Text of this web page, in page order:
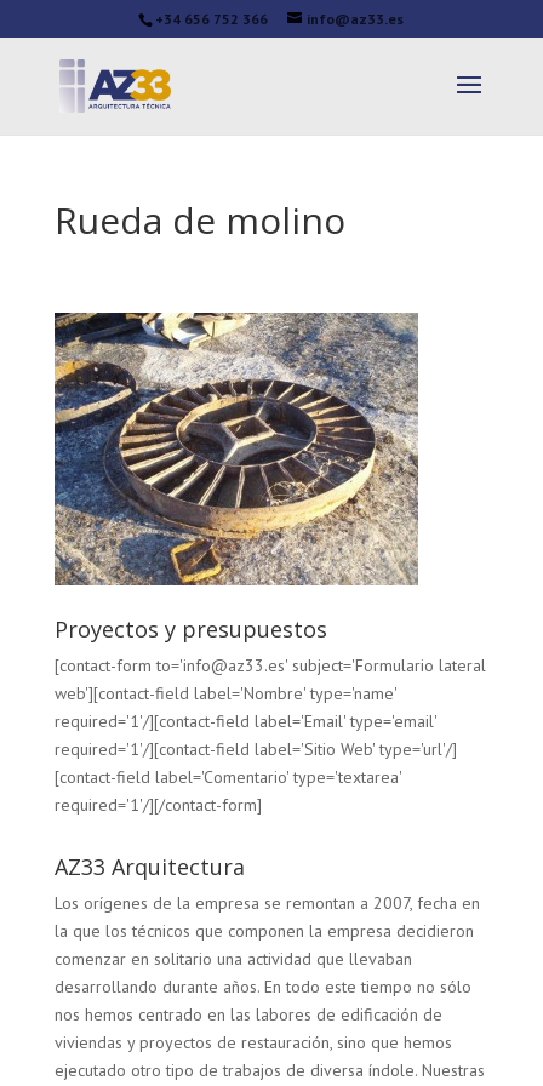
+34 656 752 366 info@az33.es
Rueda de molino
Proyectos y presupuestos
[contact-form to='info@az33.es' subject='Formulario lateral
web'][contact-field label='Nombre' type='name'
required='1'/][contact-field label='Email' type='email'
required='1'/][contact-field label='Sitio Web' type='url'/]
[contact-field label='Comentario' type='textarea'
required='1'/][/contact-form]
AZ33 Arquitectura
Los orígenes de la empresa se remontan a 2007, fecha en
la que los técnicos que componen la empresa decidieron
comenzar en solitario una actividad que llevaban
desarrollando durante años. En todo este tiempo no sólo
nos hemos centrado en las labores de edificación de
viviendas y proyectos de restauración, sino que hemos
ejecutado otro tipo de trabajos de diversa índole. Nuestras